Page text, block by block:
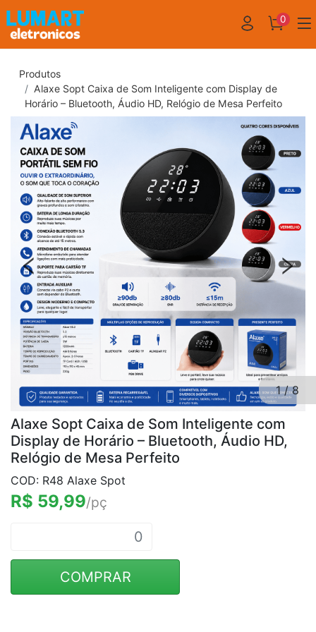
0
Produtos
Alaxe Sopt Caixa de Som Inteligente com Display de
Horário – Bluetooth, Áudio HD, Relógio de Mesa Perfeito
1/8
Alaxe Sopt Caixa de Som Inteligente com
Display de Horário – Bluetooth, Áudio HD,
Relógio de Mesa Perfeito
COD: R48 Alaxe Spot
R$ 59,99/pç
COMPRAR